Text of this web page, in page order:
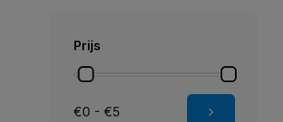
Prijs
€0 - €5